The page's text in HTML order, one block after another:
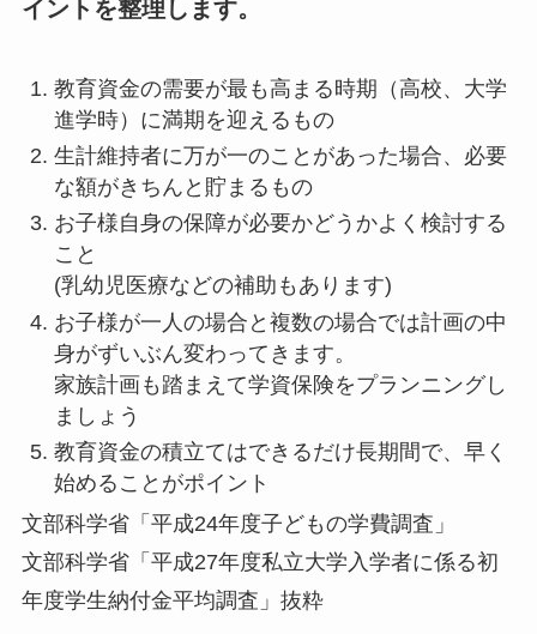
イントを整理します。
教育資金の需要が最も高まる時期（高校、大学
進学時）に満期を迎えるもの
生計維持者に万が一のことがあった場合、必要
な額がきちんと貯まるもの
お子様自身の保障が必要かどうかよく検討する
こと
(乳幼児医療などの補助もあります)
お子様が一人の場合と複数の場合では計画の中
身がずいぶん変わってきます。
家族計画も踏まえて学資保険をプランニングし
ましょう
教育資金の積立てはできるだけ長期間で、早く
始めることがポイント
文部科学省「平成24年度子どもの学費調査」
文部科学省「平成27年度私立大学入学者に係る初
年度学生納付金平均調査」抜粋